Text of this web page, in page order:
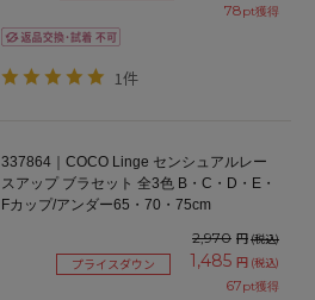
78pt獲得
1件
337864｜COCO Linge センシュアルレー
スアップ ブラセット 全3色 B・C・D・E・
Fカップ/アンダー65・70・75cm
2,970 円(税込)
プライスダウン 1,485 円 (税込)
67pt獲得